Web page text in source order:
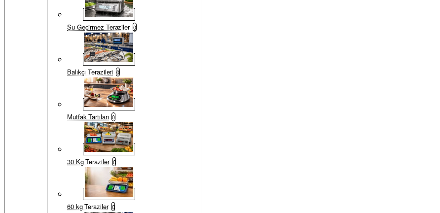
Su Geçirmez Teraziler 0
Balıkçı Terazileri 0
Mutfak Tartıları 0
30 Kg Teraziler 0
60 kg Teraziler 0